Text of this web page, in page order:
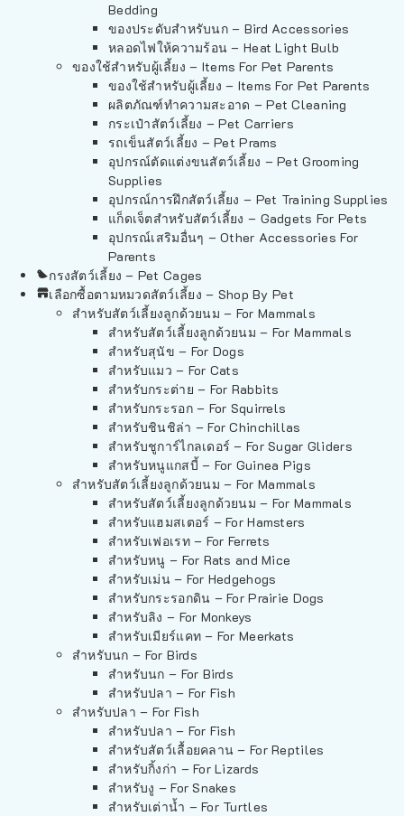
Bedding
ของประดับสำหรับนก – Bird Accessories
หลอดไฟให้ความร้อน – Heat Light Bulb
ของใช้สำหรับผู้เลี้ยง – Items For Pet Parents
ของใช้สำหรับผู้เลี้ยง – Items For Pet Parents
ผลิตภัณฑ์ทำความสะอาด – Pet Cleaning
กระเป๋าสัตว์เลี้ยง – Pet Carriers
รถเข็นสัตว์เลี้ยง – Pet Prams
อุปกรณ์ตัดแต่งขนสัตว์เลี้ยง – Pet Grooming
Supplies
อุปกรณ์การฝึกสัตว์เลี้ยง – Pet Training Supplies
แก็ดเจ็ตสำหรับสัตว์เลี้ยง – Gadgets For Pets
อุปกรณ์เสริมอื่นๆ – Other Accessories For
Parents
กรงสัตว์เลี้ยง – Pet Cages
เลือกซื้อตามหมวดสัตว์เลี้ยง – Shop By Pet
สำหรับสัตว์เลี้ยงลูกด้วยนม – For Mammals
สำหรับสัตว์เลี้ยงลูกด้วยนม – For Mammals
สำหรับสุนัข – For Dogs
สำหรับแมว – For Cats
สำหรับกระต่าย – For Rabbits
สำหรับกระรอก – For Squirrels
สำหรับชินชิล่า – For Chinchillas
สำหรับชูการ์ไกลเดอร์ – For Sugar Gliders
สำหรับหนูแกสบี้ – For Guinea Pigs
สำหรับสัตว์เลี้ยงลูกด้วยนม – For Mammals
สำหรับสัตว์เลี้ยงลูกด้วยนม – For Mammals
สำหรับแฮมสเตอร์ – For Hamsters
สำหรับเฟอเรท – For Ferrets
สำหรับหนู – For Rats and Mice
สำหรับเม่น – For Hedgehogs
สำหรับกระรอกดิน – For Prairie Dogs
สำหรับลิง – For Monkeys
สำหรับเมียร์แคท – For Meerkats
สำหรับนก – For Birds
สำหรับนก – For Birds
สำหรับปลา – For Fish
สำหรับปลา – For Fish
สำหรับปลา – For Fish
สำหรับสัตว์เลื้อยคลาน – For Reptiles
สำหรับกิ้งก่า – For Lizards
สำหรับงู – For Snakes
สำหรับเต่าน้ำ – For Turtles